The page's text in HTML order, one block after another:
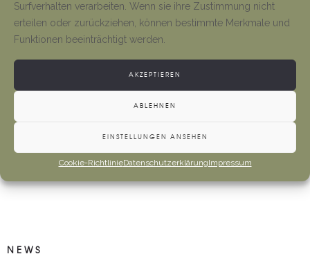
Surfverhalten verarbeiten. Wenn sie ihre Zustimmung nicht
erteilen oder zurückziehen, können bestimmte Merkmale und
Funktionen beeinträchtigt werden.
AKZEPTIEREN
ABLEHNEN
EINSTELLUNGEN ANSEHEN
Cookie-RichtlinieDatenschutzerklärungImpressum
EMPFEHLEN
SHARE
#Kindergarten
GETAGGED IN
NEWS